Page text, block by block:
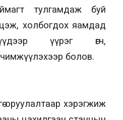
тулгамдаж буй
холбогдох яамдад
үүрэг өгч,
болов.
оруулалтаар хэрэгжиж